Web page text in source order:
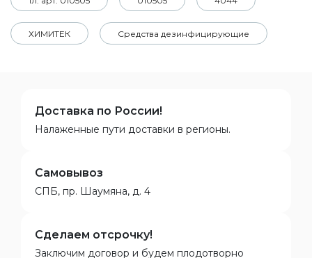
ХИМИТЕК Средства дезинфицирующие
Доставка по России!
Налаженные пути доставки в регионы.
Самовывоз
СПБ, пр. Шаумяна, д. 4
Сделаем отсрочку!
Заключим договор и будем плодотворно